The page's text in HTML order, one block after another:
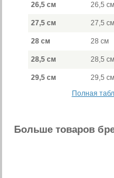
26,5 см 26,5 см
27,5 см 27,5 см
28 см 28 см
28,5 см 28,5 см
29,5 см 29,5 см
Полная
Больше товаров